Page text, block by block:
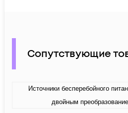
Сопутствующие
Источники бесперебойного
двойным